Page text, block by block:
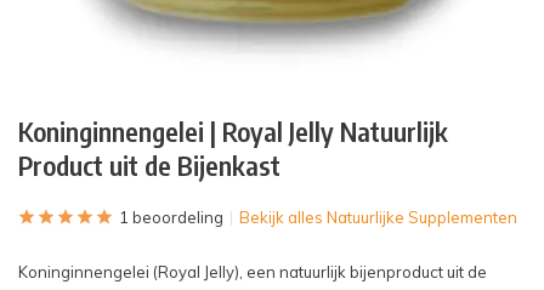
Koninginnengelei | Royal Jelly Natuurlijk
Product uit de Bijenkast
1 beoordeling Bekijk alles Natuurlijke Supplementen
Koninginnengelei (Royal Jelly), een natuurlijk bijenproduct uit de